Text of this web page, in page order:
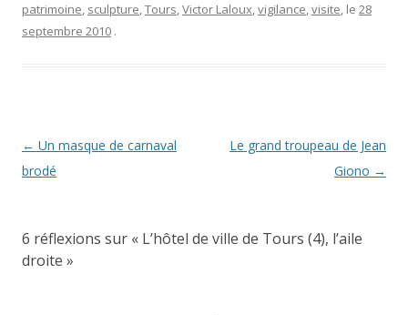
patrimoine, sculpture,Tours,Victor Laloux,vigilance,visite, le 28
septembre 2010 .
Navigation
des
← Un masque de carnaval
brodé
Le grand troupeau de Jean
Giono →
6 réflexions sur « L’hôtel de ville de Tours (4), l’aile
droite »